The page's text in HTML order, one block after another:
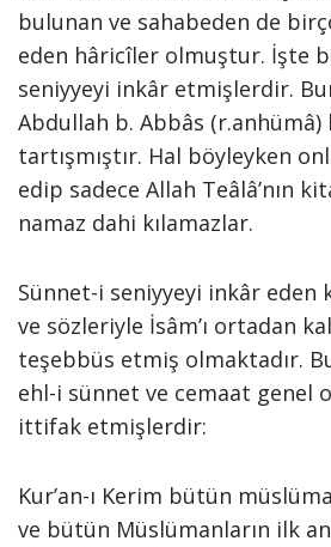
bulunan ve sahabeden de
eden hâricîler olmuştur. İşte
seniyyeyi inkâr etmişlerdir.
Abdullah b. Abbâs
tartışmıştır. Hal böyleyken
edip sadece Allah Teâlâ’nın
namaz dahi kılamazlar.
Sünnet-i seniyyeyi inkâr eden
ve sözleriyle İsâm’ı ortadan
teşebbüs etmiş olmaktadır.
ehl-i sünnet ve cemaat genel
ittifak etmişlerdir:
Kur’an-ı Kerim bütün
ve bütün Müslümanların ilk